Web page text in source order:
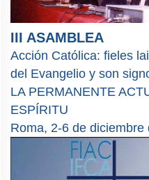
III ASAMBLEA
Acción Católica: fieles
del Evangelio y son
LA PERMANENTE
ESPÍRITU
Roma, 2-6 de diciembre